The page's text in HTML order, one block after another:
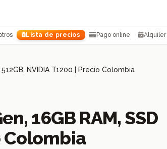
Lista de precios Pago online Alquiler
NVIDIA T1200 | Precio Colombia
16GB RAM, SSD
Colombia